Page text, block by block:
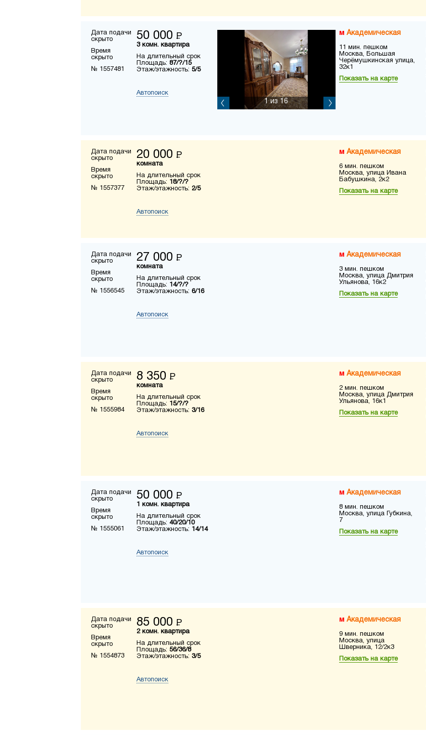
Дата подачи
скрыто
Время
скрыто
№ 1557481
50 000 Р
3 комн. квартира
На длительный срок
Площадь: 87/?/15
Этаж/этажность: 5/5
Автопоиск
1из 16
Академическая
11 мин. пешком
Москва, Большая
Черёмушкинская улица,
32к1
Показать на карте
Дата подачи
скрыто
Время
скрыто
№ 1557377
20 000 Р
комната
На длительный срок
Площадь: 18/?/?
Этаж/этажность: 2/5
Автопоиск
Академическая
6 мин. пешком
Москва, улица Ивана
Бабушкина, 2к2
Показать на карте
Дата подачи
скрыто
Время
скрыто
№ 1556545
27 000 Р
комната
На длительный срок
Площадь: 14/?/?
Этаж/этажность: 6/16
Автопоиск
Академическая
3 мин. пешком
Москва, улица Дмитрия
Ульянова, 16к2
Показать на карте
Дата подачи
скрыто
Время
скрыто
№ 1555984
8 350 Р
комната
На длительный срок
Площадь: 15/?/?
Этаж/этажность: 3/16
Автопоиск
Академическая
2 мин. пешком
Москва, улица Дмитрия
Ульянова, 16к1
Показать на карте
Дата подачи
скрыто
Время
скрыто
№ 1555061
50 000 Р
1 комн. квартира
На длительный срок
Площадь: 40/20/10
Этаж/этажность: 14/14
Автопоиск
Академическая
8 мин. пешком
Москва, улица Губкина,
7
Показать на карте
Дата подачи
скрыто
Время
скрыто
№ 1554873
85 000 Р
2 комн. квартира
На длительный срок
Площадь: 56/36/8
Этаж/этажность: 3/5
Автопоиск
Академическая
9 мин. пешком
Москва, улица
Шверника, 12/2к3
Показать на карте